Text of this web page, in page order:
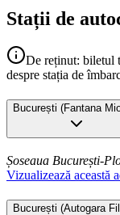
Stații de
De reținut: biletul
despre stația de
București (Fantana
Șoseaua București-
Vizualizează această
București (Autogara